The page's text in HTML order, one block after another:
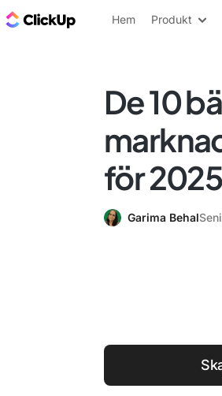
ClickUp-bloggen
Hem Produkt
De 10
för 2025
Garima Behal